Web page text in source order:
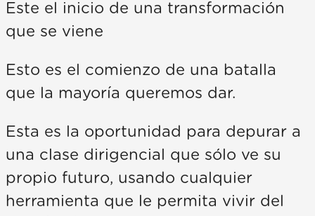
Este el inicio de una transformación
que se viene
Esto es el comienzo de una batalla
que la mayoría queremos dar.
Esta es la oportunidad para depurar a
una clase dirigencial que sólo ve su
propio futuro, usando cualquier
herramienta que le permita vivir del